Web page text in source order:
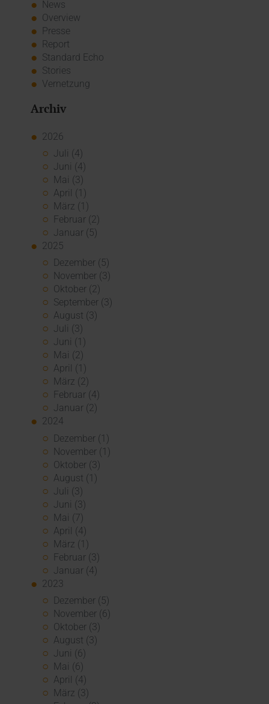
News
Overview
Presse
Report
Standard Echo
Stories
Vernetzung
Archiv
2026
Juli (4)
Juni (4)
Mai (3)
April (1)
März (1)
Februar (2)
Januar (5)
2025
Dezember (5)
November (3)
Oktober (2)
September (3)
August (3)
Juli (3)
Juni (1)
Mai (2)
April (1)
März (2)
Februar (4)
Januar (2)
2024
Dezember (1)
November (1)
Oktober (3)
August (1)
Juli (3)
Juni (3)
Mai (7)
April (4)
März (1)
Februar (3)
Januar (4)
2023
Dezember (5)
November (6)
Oktober (3)
August (3)
Juni (6)
Mai (6)
April (4)
März (3)